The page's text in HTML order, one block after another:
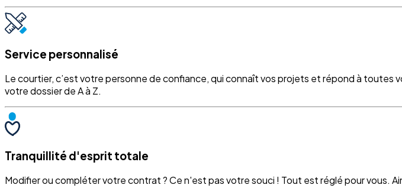
Service personnalisé
Le courtier, c’est votre personne de confiance, qui connaît vos projets et répond à toutes
votre dossier de A à Z.
Tranquillité d'esprit totale
Modifier ou compléter votre contrat ? Ce n'est pas votre souci ! Tout est réglé pour vous.